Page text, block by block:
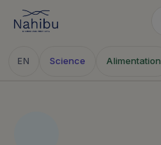
EN Science Alimentation